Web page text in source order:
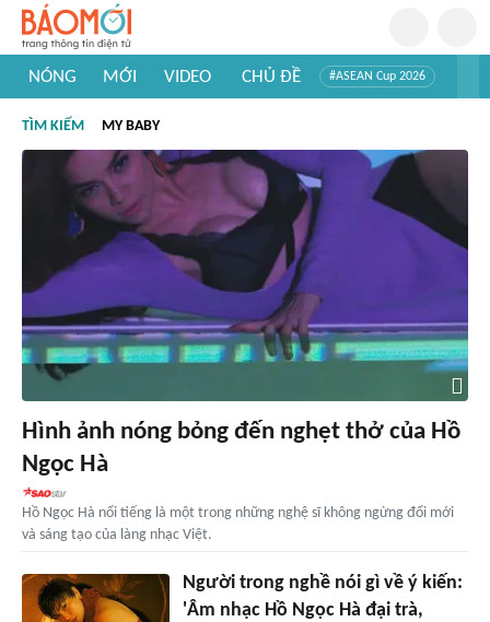
NÓNG MỚI VIDEO CHỦ ĐỀ #ASEAN Cup 2026
#Khám phá thế giới
TÌM KIẾM MY BABY
Hình ảnh nóng bỏng đến nghẹt thở của Hồ
Ngọc Hà
Hồ Ngọc Hà nổi tiếng là một trong những nghệ sĩ không ngừng đổi mới
và sáng tạo của làng nhạc Việt.
Người trong nghề nói gì về ý kiến:
'Âm nhạc Hồ Ngọc Hà đại trà,